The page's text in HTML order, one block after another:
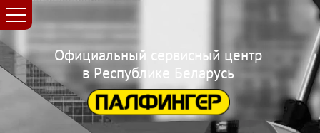
Официальный сервисный центр
в Республике Беларусь